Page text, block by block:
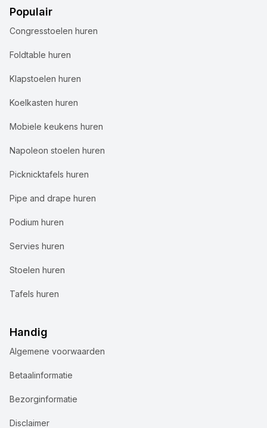
Populair
Congresstoelen huren
Foldtable huren
Klapstoelen huren
Koelkasten huren
Mobiele keukens huren
Napoleon stoelen huren
Picknicktafels huren
Pipe and drape huren
Podium huren
Servies huren
Stoelen huren
Tafels huren
Handig
Algemene voorwaarden
Betaalinformatie
Bezorginformatie
Disclaimer
Wij gebruiken cookies
Bij Accuraat Verhuur maken we gebruik van cookies en
doeleinden. We plaatsen functionele cookies om onze